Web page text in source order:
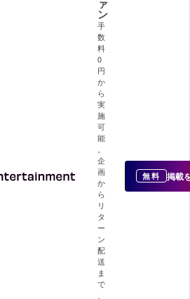
ァ
ン
手
数
料
0
円
か
ら
実
施
可
能
企
画
か
ら
リ
タ
ー
ン
配
送
ま
で
無料 掲載